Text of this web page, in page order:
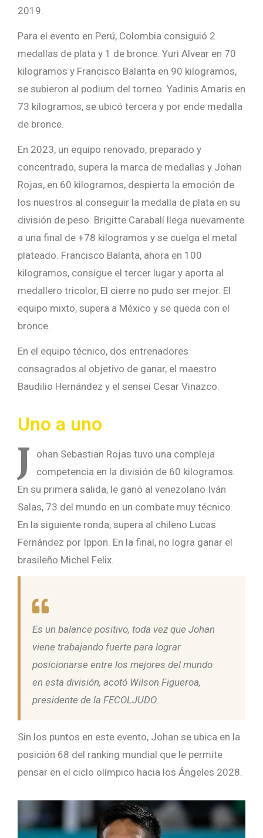
2019.
Para el evento en Perú, Colombia consiguió 2
medallas de plata y 1 de bronce. Yuri Alvear en 70
kilogramos y Francisco Balanta en 90 kilogramos,
se subieron al podium del torneo. Yadinis Amaris en
73 kilogramos, se ubicó tercera y por ende medalla
de bronce.
En 2023, un equipo renovado, preparado y
concentrado, supera la marca de medallas y Johan
Rojas, en 60 kilogramos, despierta la emoción de
los nuestros al conseguir la medalla de plata en su
división de peso. Brigitte Carabalí llega nuevamente
a una final de +78 kilogramos y se cuelga el metal
plateado. Francisco Balanta, ahora en 100
kilogramos, consigue el tercer lugar y aporta al
medallero tricolor, El cierre no pudo ser mejor. El
equipo mixto, supera a México y se queda con el
bronce.
En el equipo técnico, dos entrenadores
consagrados al objetivo de ganar, el maestro
Baudilio Hernández y el sensei Cesar Vinazco.
Uno a uno
J
ohan Sebastian Rojas tuvo una compleja
competencia en la división de 60 kilogramos.
En su primera salida, le ganó al venezolano Iván
Salas, 73 del mundo en un combate muy técnico.
En la siguiente ronda, supera al chileno Lucas
Fernández por Ippon. En la final, no logra ganar el
brasileño Michel Felix.
Es un balance positivo, toda vez que Johan
viene trabajando fuerte para lograr
posicionarse entre los mejores del mundo
en esta división, acotó Wilson Figueroa,
presidente de la FECOLJUDO.
Sin los puntos en este evento, Johan se ubica en la
posición 68 del ranking mundial que le permite
pensar en el ciclo olímpico hacia los Ángeles 2028.